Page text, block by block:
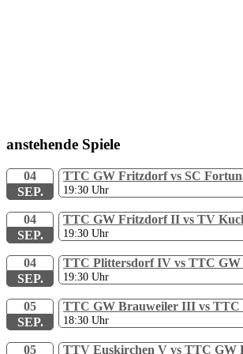
anstehende Spiele
04
SEP.
TTC GW Fritzdorf vs SC
19:30 Uhr
04
SEP.
TTC GW Fritzdorf II vs TV
19:30 Uhr
04
SEP.
TTC Plittersdorf IV vs TTC
19:30 Uhr
05
SEP.
TTC GW Brauweiler III vs
18:30 Uhr
05 TTV Euskirchen V vs TTC